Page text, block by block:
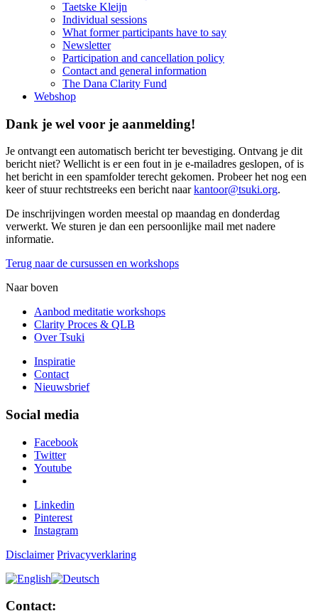
Taetske Kleijn
Individual sessions
What former participants have to say
Newsletter
Participation and cancellation policy
Contact and general information
The Dana Clarity Fund
Webshop
Dank je wel voor je aanmelding!
Je ontvangt een automatisch bericht ter bevestiging. Ontvang je dit
bericht niet? Wellicht is er een fout in je e-mailadres geslopen, of is
het bericht in een spamfolder terecht gekomen. Probeer het nog een
keer of stuur rechtstreeks een bericht naarkantoor@tsuki.org.
De inschrijvingen worden meestal op maandag en donderdag
verwerkt. We sturen je dan een persoonlijke mail met nadere
informatie.
Terug naar de cursussen en workshops
Naar boven
Aanbod meditatie workshops
Clarity Proces & QLB
Over Tsuki
Inspiratie
Contact
Nieuwsbrief
Social media
Facebook
Twitter
Youtube
Linkedin
Pinterest
Instagram
Disclaimer Privacyverklaring
Contact: